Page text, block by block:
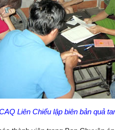
Liên Chiểu lập biên bản quả